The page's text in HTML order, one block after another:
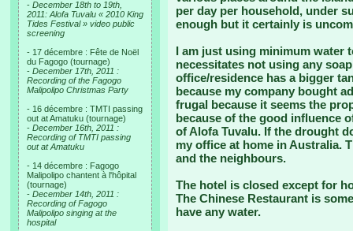
- December 18th to 19th,
2011: Alofa Tuvalu « 2010 King
Tides Festival » video public
screening
- 17 décembre : Fête de Noël
du Fagogo (tournage)
- December 17th, 2011 :
Recording of the Fagogo
Malipolipo Christmas Party
- 16 décembre : TMTI passing
out at Amatuku (tournage)
- December 16th, 2011 :
Recording of TMTI passing
out at Amatuku
- 14 décembre : Fagogo
Malipolipo chantent à l'hôpital
(tournage)
- December 14th, 2011 :
Recording of Fagogo
Malipolipo singing at the
hospital
per day per household, under
enough but it certainly is
I am just using minimum water
necessitates not using any
office/residence has a bigger
because my company bought
frugal because it seems the
because of the good influence
of Alofa Tuvalu. If the drought
my office at home in Australia.
and the neighbours.
The hotel is closed except for
The Chinese Restaurant is
have any water.